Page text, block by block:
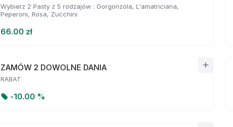
Wybierz 2 Pasty z 5 rodzajów : Gorgonzola, L'amatriciana,
Peperoni, Rosa, Zucchini
66.00 zł
ZAMÓW 2 DOWOLNE DANIA
RABAT
-10.00 %